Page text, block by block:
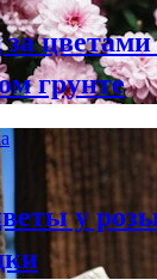
грунте
у